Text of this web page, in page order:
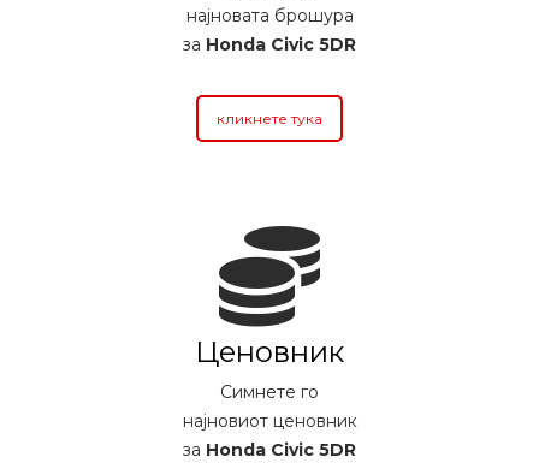
најновата брошура
за Honda Civic 5DR
кликнете тука
Ценовник
Симнете го
најновиот ценовник
за Honda Civic 5DR